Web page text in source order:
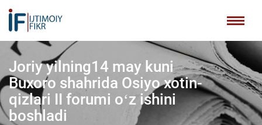
Joriy yilning14 may kuni
Buxoro shahrida Osiyo xotin-
qizlari II forumi oʻz ishini
boshladi